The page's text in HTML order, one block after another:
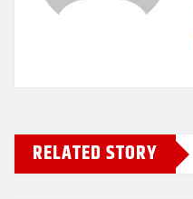
RELATED STORY